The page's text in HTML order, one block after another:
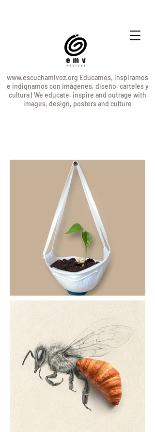
www.escuchamivoz.org Educamos, inspiramos
e indignamos con imágenes, diseño, carteles y
cultura | We educate, inspire and outrage with
images, design, posters and culture